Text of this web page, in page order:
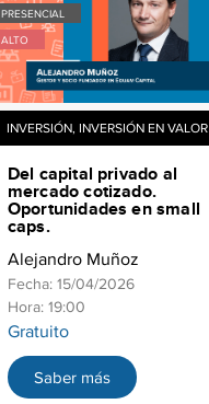
PRESENCIAL
ALTO
INVERSIÓN, INVERSIÓN EN VALOR
​​Del capital privado al
mercado cotizado.
Oportunidades en small
caps.​
Alejandro Muñoz
Fecha: 15/04/2026
Hora: 19:00
Gratuito
Saber más